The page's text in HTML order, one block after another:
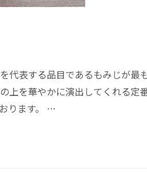
代表する品目であるもみじが最
上を華やかに演出してくれる定
ります。 …